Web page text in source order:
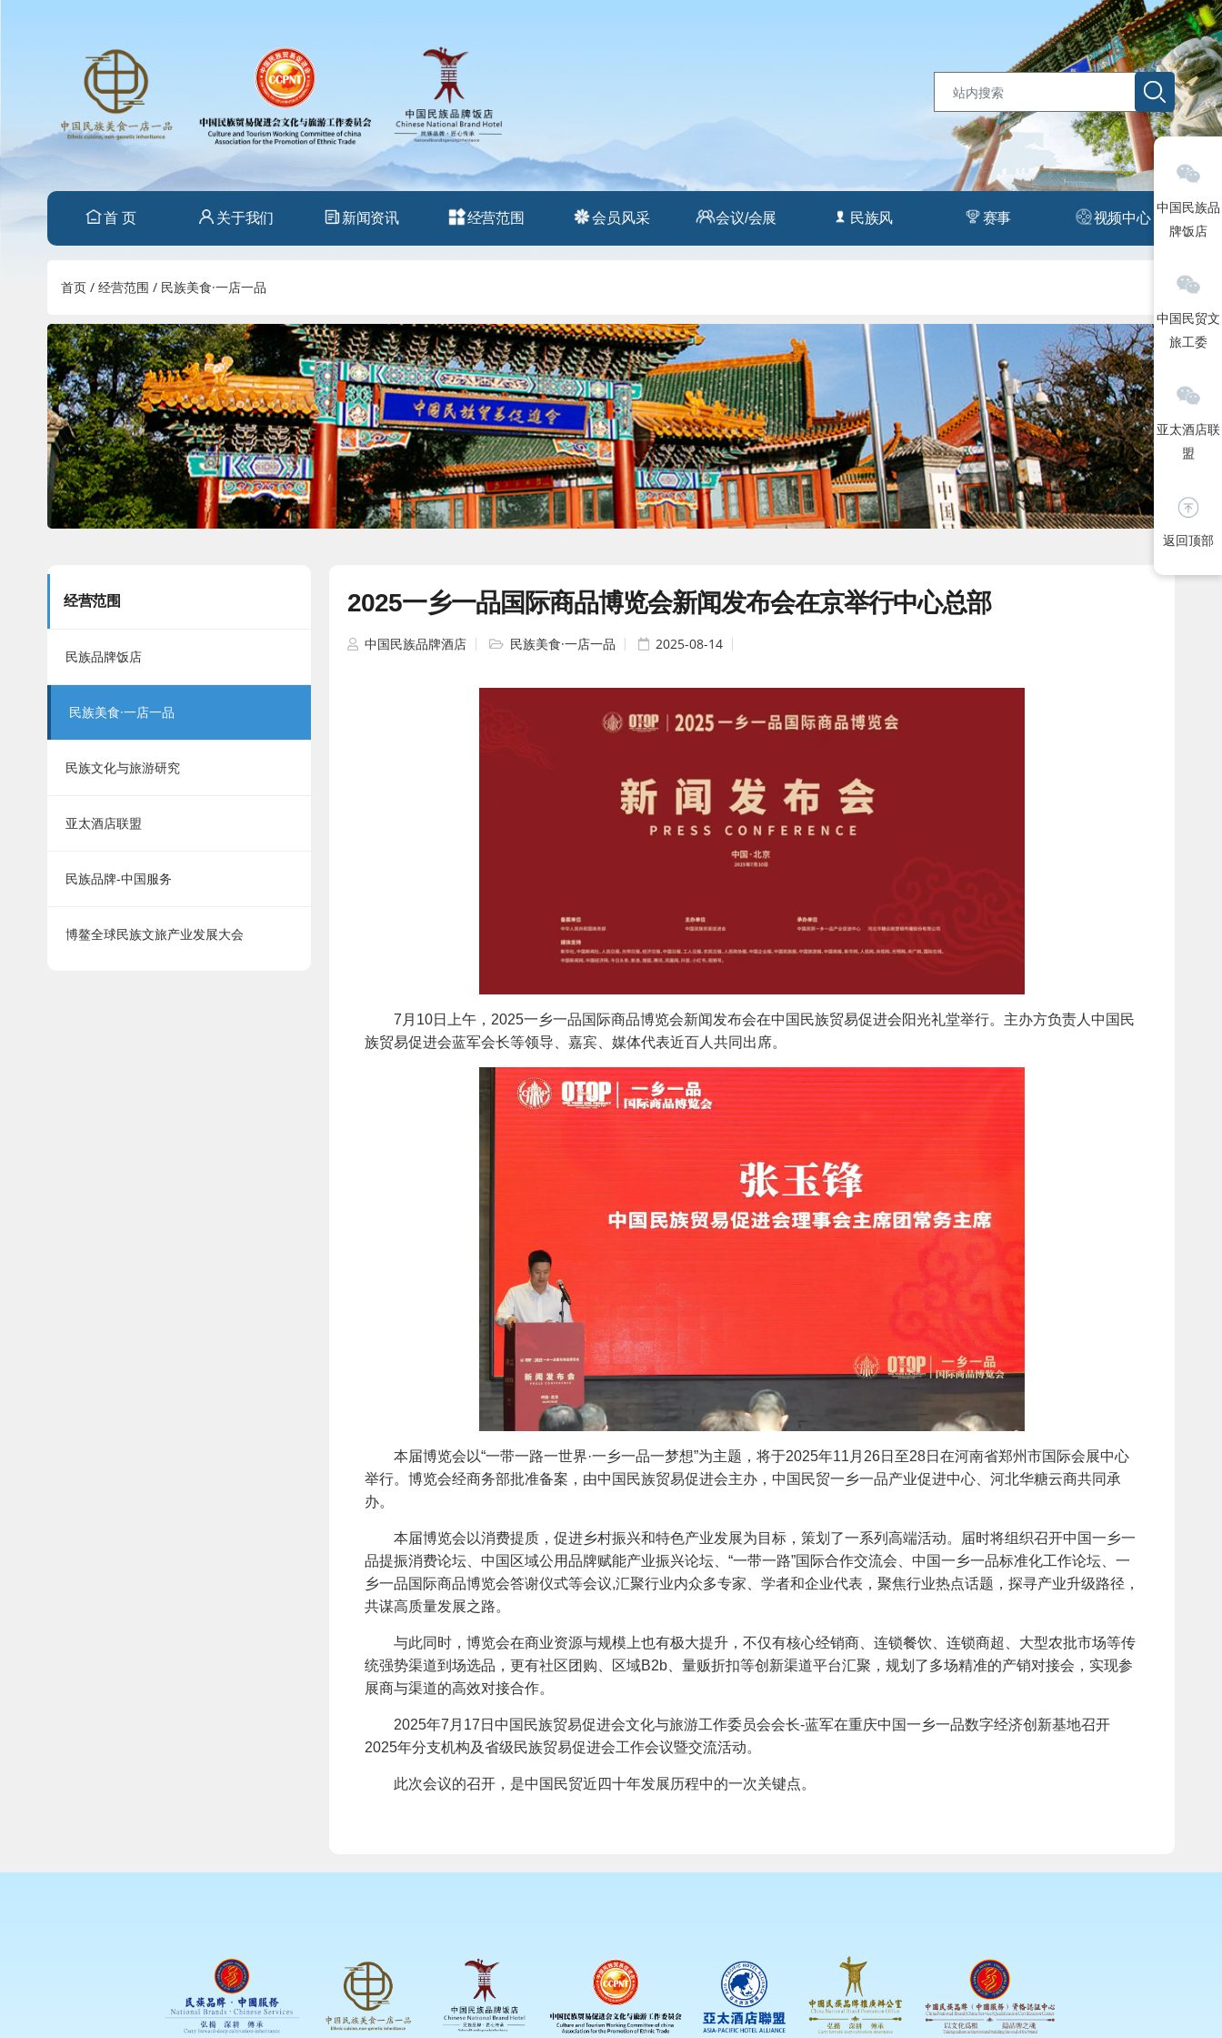
首 页 关于我们 新闻资讯 经营范围 会员风采 会议/会展 民族风 赛事 视频中心
首页 / 经营范围 / 民族美食·一店一品
经营范围
民族品牌饭店
民族美食·一店一品
民族文化与旅游研究
亚太酒店联盟
民族品牌-中国服务
博鳌全球民族文旅产业发展大会
2025一乡一品国际商品博览会新闻发布会在京举行中心总部
中国民族品牌酒店 民族美食·一店一品 2025-08-14
7月10日上午，2025一乡一品国际商品博览会新闻发布会在中国民族贸易促进会阳光礼堂举行。主办方负责人中国民
族贸易促进会蓝军会长等领导、嘉宾、媒体代表近百人共同出席。
本届博览会以“一带一路一世界·一乡一品一梦想”为主题，将于2025年11月26日至28日在河南省郑州市国际会展中心
举行。博览会经商务部批准备案，由中国民族贸易促进会主办，中国民贸一乡一品产业促进中心、河北华糖云商共同承
办。
本届博览会以消费提质，促进乡村振兴和特色产业发展为目标，策划了一系列高端活动。届时将组织召开中国一乡一
品提振消费论坛、中国区域公用品牌赋能产业振兴论坛、“一带一路”国际合作交流会、中国一乡一品标准化工作论坛、一
乡一品国际商品博览会答谢仪式等会议,汇聚行业内众多专家、学者和企业代表，聚焦行业热点话题，探寻产业升级路径，
共谋高质量发展之路。
与此同时，博览会在商业资源与规模上也有极大提升，不仅有核心经销商、连锁餐饮、连锁商超、大型农批市场等传
统强势渠道到场选品，更有社区团购、区域B2b、量贩折扣等创新渠道平台汇聚，规划了多场精准的产销对接会，实现参
展商与渠道的高效对接合作。
2025年7月17日中国民族贸易促进会文化与旅游工作委员会会长-蓝军在重庆中国一乡一品数字经济创新基地召开
2025年分支机构及省级民族贸易促进会工作会议暨交流活动。
此次会议的召开，是中国民贸近四十年发展历程中的一次关键点。
中国民族品
牌饭店
中国民贸文
旅工委
亚太酒店联
盟
返回顶部